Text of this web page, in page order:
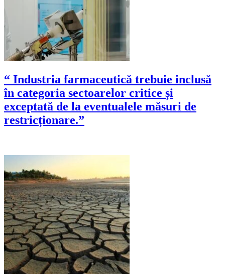
“ Industria farmaceutică trebuie inclusă
în categoria sectoarelor critice și
exceptată de la eventualele măsuri de
restricționare.”